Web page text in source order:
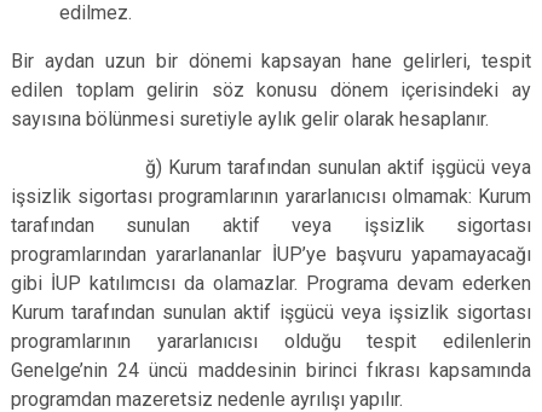
edilmez.
Bir aydan uzun bir dönemi kapsayan hane gelirleri, tespit
edilen toplam gelirin söz konusu dönem içerisindeki ay
sayısına bölünmesi suretiyle aylık gelir olarak hesaplanır.
ğ) Kurum tarafından sunulan aktif işgücü veya
işsizlik sigortası programlarının yararlanıcısı olmamak: Kurum
tarafından sunulan aktif veya işsizlik sigortası
programlarından yararlananlar İUP’ye başvuru yapamayacağı
gibi İUP katılımcısı da olamazlar. Programa devam ederken
Kurum tarafından sunulan aktif işgücü veya işsizlik sigortası
programlarının yararlanıcısı olduğu tespit edilenlerin
Genelge’nin 24 üncü maddesinin birinci fıkrası kapsamında
programdan mazeretsiz nedenle ayrılışı yapılır.